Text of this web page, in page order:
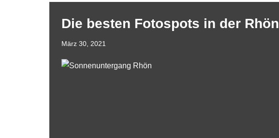
Die besten Fotospots in der Rhön
März 30, 2021